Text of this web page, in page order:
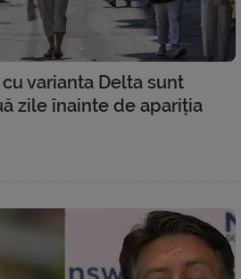
varianta Delta sunt
zile înainte de apariția